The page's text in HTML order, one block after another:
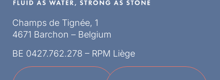
Champs de Tignée, 1
4671 Barchon – Belgium
BE 0427.762.278 – RPM Liège